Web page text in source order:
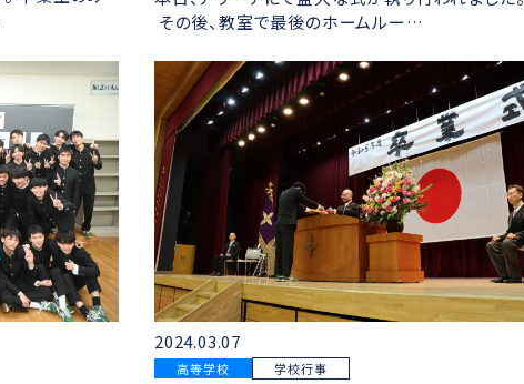
その後、教室で最後のホームルー…
2024.03.07
高等学校 学校行事